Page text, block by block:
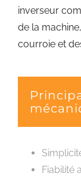
inverseur
de la
courroie et
Fiabilité